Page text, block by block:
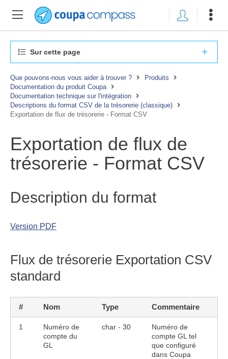
Sur cette page
Que pouvons-nous vous aider à trouver ?
Produits
Documentation du produit Coupa
Documentation technique sur l'intégration
Descriptions du format CSV de la trésorerie (classique)
Exportation de flux de trésorerie - Format CSV
Exportation de flux de
trésorerie - Format CSV
Description du format
Version PDF
Flux de trésorerie Exportation CSV
standard
# Nom Type Commentaire
1
Numéro de
compte du
GL
char - 30
Numéro de
compte GL tel
que configuré
dans Coupa